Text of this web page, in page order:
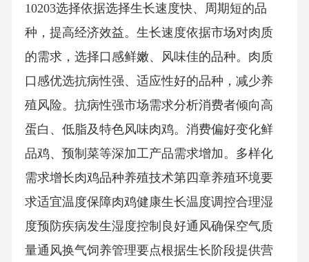
10203选择依据选择生长速度快、周期短的品
种，提高经济效益。生长速度依据市场对肉质
的需求，选择口感鲜嫩、风味佳的品种。肉质
口感优选抗病性强、适应性好的品种，减少养
殖风险。抗病性强市场需求分析消费者倾向高
蛋白、低脂及特色风味肉鸡。消费偏好变化鲜
品鸡、预制菜等深加工产品需求增加。多样化
需求增长肉鸡品种养殖技术第四章养殖环境要
求适宜温度保障肉鸡健康生长温度调控合理湿
度预防疾病发生湿度控制良好通风确保空气质
量通风换气饲养管理要点根据生长阶段提供营